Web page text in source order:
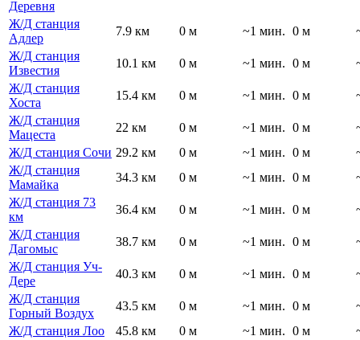
Деревня
Ж/Д станция
Адлер
7.9 км 0 м ~1 мин. 0 м
Ж/Д станция
Известия
10.1 км 0 м ~1 мин. 0 м
Ж/Д станция
Хоста
15.4 км 0 м ~1 мин. 0 м
Ж/Д станция
Мацеста
22 км 0 м ~1 мин. 0 м
Ж/Д станция Сочи 29.2 км 0 м ~1 мин. 0 м
Ж/Д станция
Мамайка
34.3 км 0 м ~1 мин. 0 м
Ж/Д станция 73
км
36.4 км 0 м ~1 мин. 0 м
Ж/Д станция
Дагомыс
38.7 км 0 м ~1 мин. 0 м
Ж/Д станция Уч-
Дере
40.3 км 0 м ~1 мин. 0 м
Ж/Д станция
Горный Воздух
43.5 км 0 м ~1 мин. 0 м
Ж/Д станция Лоо
45.8 км 0 м ~1 мин. 0 м